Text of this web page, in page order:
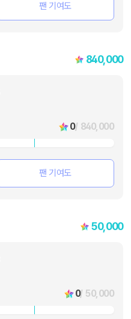
팬 기여도
840,000
0/ 840,000
팬 기여도
50,000
0/ 50,000